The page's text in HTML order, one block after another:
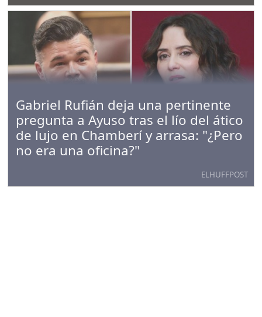
Gabriel Rufián deja una pertinente
pregunta a Ayuso tras el lío del ático
de lujo en Chamberí y arrasa: "¿Pero
no era una oficina?"
ELHUFFPOST